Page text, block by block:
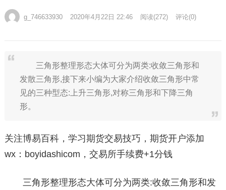
g_746633930 2020年4月22日 22:46 阅读(272) 评论(0)
三角形整理形态大体可分为两类:收敛三角形和
发散三角形,接下来小编为大家介绍收敛三角形中常
见的三种型态:上升三角形,对称三角形和下降三角
形。
关注博易百科，学习期货交易技巧，期货开户添加
wx：boyidashicom，交易所手续费+1分钱
三角形整理形态大体可分为两类:收敛三角形和发